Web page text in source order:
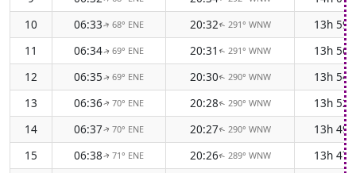
10
06:33↑68° ENE 20:32↑ 291° WNW
13h
11
06:34↑69° ENE 20:31 ↑ 291° WNW
13h
12
06:35↑69° ENE 20:30↑ 290° WNW
13h
13
06:36↑70° ENE 20:28↑ 290° WNW
13h
14
06:37↑70° ENE 20:27↑ 290° WNW
13h
15
06:38↑71° ENE 20:26↑ 289° WNW
13h